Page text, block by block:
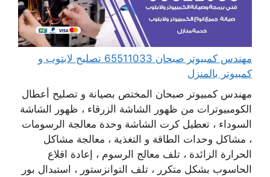
مهندس كمبيوتر صبحان 65511033 تصليح لابتوب و
كمبيوتر بالمنزل
مهندس كمبيوتر صبحان المختص بصيانة و تصليح أعطال
الكومبيوترات من ظهور الشاشة الزرقاء ، ظهور الشاشة
السوداء ، تعطيل كرت الشاشة وحدة معالجة الرسومات
، مشاكل وحدات الطاقة و التغذية ، معالجة مشاكل
الحرارة الزائدة ، تلف معالج الرسوم ، إعادة اقلاع
الحاسوب بشكل متكرر ، تلف التوانزستور ، استبدال بور